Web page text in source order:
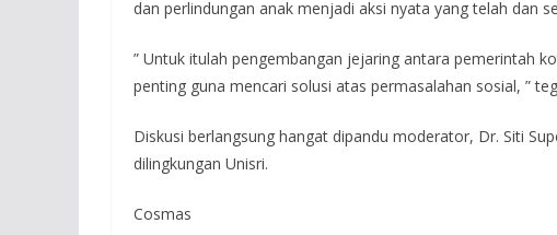
dan perlindungan anak menjadi aksi nyata yang telah dan
” Untuk itulah pengembangan jejaring antara pemerintah
penting guna mencari solusi atas permasalahan sosial, ”
Diskusi berlangsung hangat dipandu moderator, Dr. Siti
dilingkungan Unisri.
Cosmas